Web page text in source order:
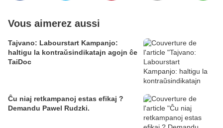
Vous aimerez aussi
Tajvano: Labourstart Kampanjo:
haltigu la kontraŭsindikatajn agojn ĉe
TaiDoc
Ĉu niaj retkampanoj estas efikaj ?
Demandu Pawel Rudzki.